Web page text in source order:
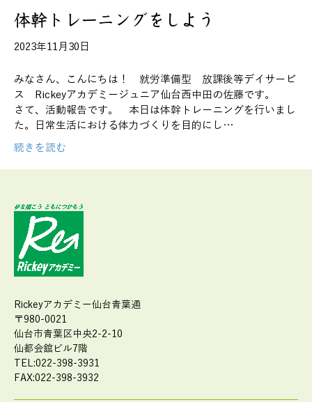
体幹トレーニングをしよう
2023年11月30日
みなさん、こんにちは！ 就労準備型 放課後等デイサービ
ス Rickeyアカデミージュニア仙台西中田の佐藤です。
さて、活動報告です。 本日は体幹トレーニングを行いまし
た。日常生活における体力づくりを目的にし…
続きを読む
Rickeyアカデミー仙台青葉通
〒980-0021
仙台市青葉区中央2-2-10
仙都会舘ビル7階
TEL:022-398-3931
FAX:022-398-3932